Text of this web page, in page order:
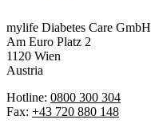
mylife Diabetes Care GmbH
Am Euro Platz 2
1120 Wien
Austria
Hotline: 0800 300 304
Fax: +43 720 880 148